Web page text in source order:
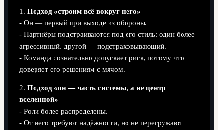
1. Подход «строим всё вокруг него»
- Он — первый при выходе из обороны.
- Партнёры подстраиваются под его стиль: один более
агрессивный, другой — подстраховывающий.
- Команда сознательно допускает риск, потому что
доверяет его решениям с мячом.
2. Подход «он — часть системы, а не центр
вселенной»
- Роли более распределены.
- От него требуют надёжности, но не перегружают